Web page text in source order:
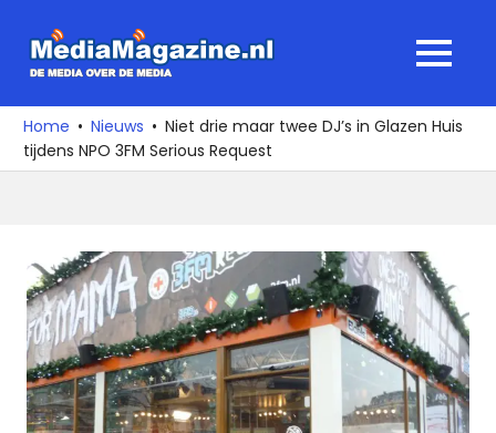
naar
media
over
de
MENU
Home Nieuws
Niet drie maar twee DJ’s in Glazen Huis
tijdens NPO 3FM Serious Request